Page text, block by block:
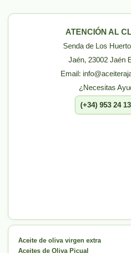
ATENCIÓN AL
Senda de Los
Jaén, 23002 Jaén
Email:
¿Necesitas
(+34) 953 24
Aceite de oliva virgen extra
Aceites de Oliva Picual